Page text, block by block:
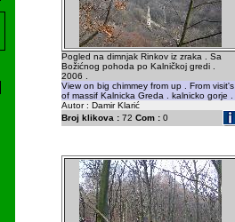
Pogled na dimnjak Rinkov iz zraka . Sa
Božićnog pohoda po Kalničkoj gredi .
2006 .
View on big chimmey from up . From visit's
of massif Kalnicka Greda . kalnicko gorje .
Autor : Damir Klarić
Broj klikova : 72 Com : 0